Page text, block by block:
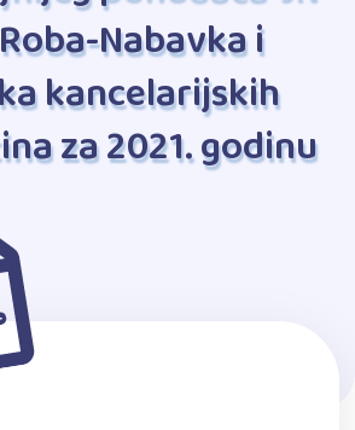
Nabavka i
kancelarijskih
za 2021. godinu